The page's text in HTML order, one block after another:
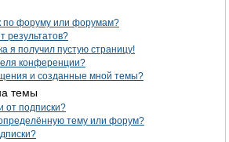
по форуму или форумам?
результатов?
я получил пустую страницу!
конференции?
и созданные мной темы?
темы
от подписки?
тему или форум?